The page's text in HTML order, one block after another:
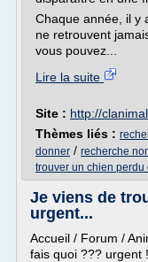
Chaque année, il y
ne retrouvent
vous pouvez...
Lire la suite
Site : http://
Thèmes liés :
donner / recherche
trouver un chien perdu
Je viens de
urgent...
Accueil / Forum /
fais quoi ??? urgent